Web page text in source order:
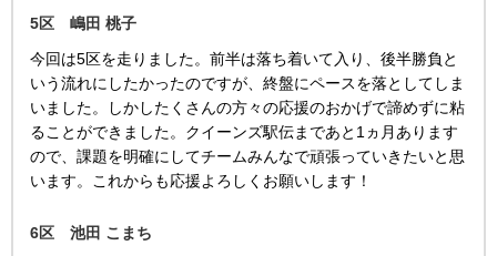
5区 嶋田 桃子
今回は5区を走りました。前半は落ち着いて入り、後半勝負と
いう流れにしたかったのですが、終盤にペースを落としてしま
いました。しかしたくさんの方々の応援のおかげで諦めずに粘
ることができました。クイーンズ駅伝まであと1ヵ月あります
ので、課題を明確にしてチームみんなで頑張っていきたいと思
います。これからも応援よろしくお願いします！
6区 池田 こまち